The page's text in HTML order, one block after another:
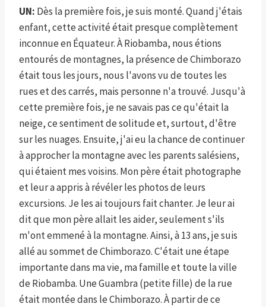
UN: Dès la première fois, je suis monté. Quand j'étais
enfant, cette activité était presque complètement
inconnue en Équateur. À Riobamba, nous étions
entourés de montagnes, la présence de Chimborazo
était tous les jours, nous l'avons vu de toutes les
rues et des carrés, mais personne n'a trouvé. Jusqu'à
cette première fois, je ne savais pas ce qu'était la
neige, ce sentiment de solitude et, surtout, d'être
sur les nuages. Ensuite, j'ai eu la chance de continuer
à approcher la montagne avec les parents salésiens,
qui étaient mes voisins. Mon père était photographe
et leur a appris à révéler les photos de leurs
excursions. Je les ai toujours fait chanter. Je leur ai
dit que mon père allait les aider, seulement s'ils
m'ont emmené à la montagne. Ainsi, à 13 ans, je suis
allé au sommet de Chimborazo. C'était une étape
importante dans ma vie, ma famille et toute la ville
de Riobamba. Une Guambra (petite fille) de la rue
était montée dans le Chimborazo. À partir de ce